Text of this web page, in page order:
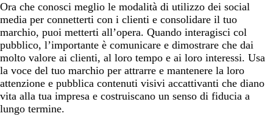
Ora che conosci meglio le modalità di utilizzo dei social
media per connetterti con i clienti e consolidare il tuo
marchio, puoi metterti all’opera. Quando interagisci col
pubblico, l’importante è comunicare e dimostrare che dai
molto valore ai clienti, al loro tempo e ai loro interessi. Usa
la voce del tuo marchio per attrarre e mantenere la loro
attenzione e pubblica contenuti visivi accattivanti che diano
vita alla tua impresa e costruiscano un senso di fiducia a
lungo termine.